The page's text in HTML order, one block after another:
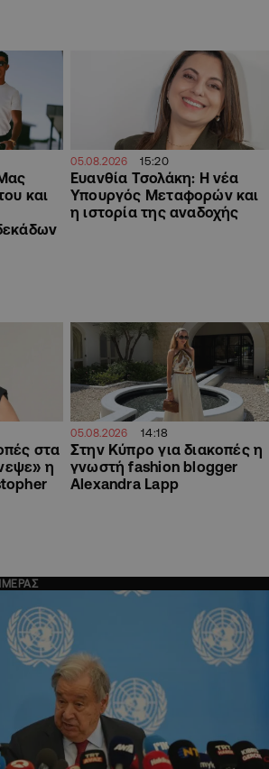
και
05.08.2026 15:20
Ευανθία Τσολάκη: Η νέα
Υπουργός Μεταφορών και
η ιστορία της αναδοχής
στα
η
05.08.2026 14:18
Στην Κύπρο για διακοπές η
γνωστή fashion blogger
Alexandra Lapp